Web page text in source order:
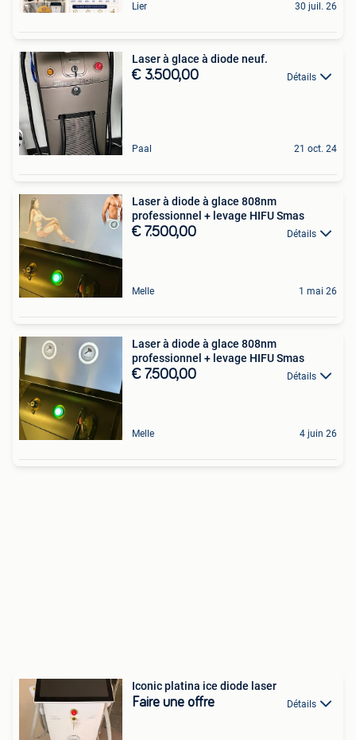
Lier 30 juil. 26
Laser à glace à diode neuf.
€ 3.500,00 Détails
Paal 21 oct. 24
Laser à diode à glace 808nm
professionnel + levage HIFU Smas
€ 7.500,00 Détails
Melle 1 mai 26
Laser à diode à glace 808nm
professionnel + levage HIFU Smas
€ 7.500,00 Détails
Melle 4 juin 26
Iconic platina ice diode laser
Faire une offre Détails